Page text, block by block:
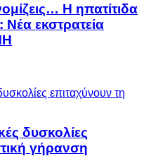
Η ηπατίτιδα
Νέα εκστρατεία
δυσκολίες
γήρανση